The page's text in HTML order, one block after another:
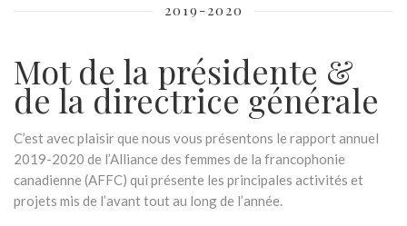
2019-2020
Mot de la présidente &
de la directrice générale
C’est avec plaisir que nous vous présentons le rapport annuel
2019-2020 de l’Alliance des femmes de la francophonie
canadienne (AFFC) qui présente les principales activités et
projets mis de l’avant tout au long de l’année.